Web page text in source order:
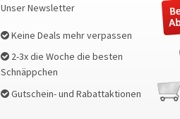
Unser Newsletter
Keine Deals mehr verpassen
2-3x die Woche die besten
Schnäppchen
Gutschein- und Rabattaktionen